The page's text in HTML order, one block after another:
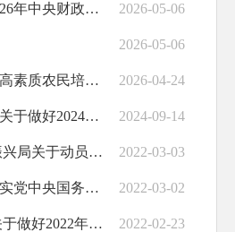
农业农村部发布2026年中央财政强农惠农富农政策清单 2026-05-06
2026-05-06
临夏州州直2025年高素质农民培育实施方案 2026-04-24
甘肃省农业农村厅关于做好2024年中央农机购置与应用补贴实施工作的通知 2024-09-14
民政部 国家乡村振兴局关于动员引导社会组织参与乡村振兴工作的通知 2022-03-03
农业农村部关于落实党中央国务院2022年全面推进乡村振兴重点工作部署的... 2022-03-02
中共中央 国务院关于做好2022年全面推进乡村振兴重点工作的意见 2022-02-23